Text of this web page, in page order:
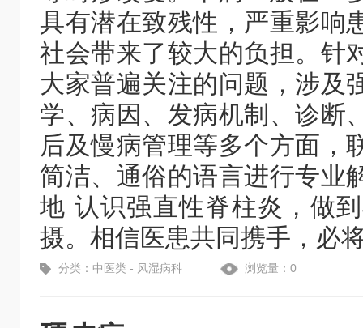
具有潜在致残性，严重影响
社会带来了较大的负担。针
大家普遍关注的问题，涉及
学、病因、发病机制、诊断
后及慢病管理等多个方面，
简洁、通俗的语言进行专业
地 认识强直性脊柱炎，做
摄。相信医患共同携手，必
分类：中医类 - 风湿病科 浏览量：0